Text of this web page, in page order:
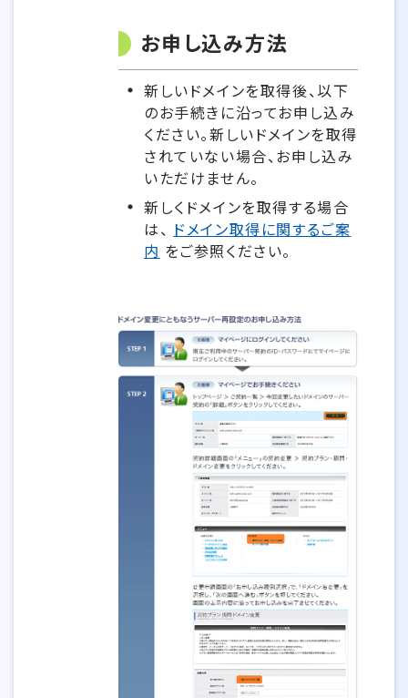
お申し込み方法
新しいドメインを取得後、以下
のお手続きに沿ってお申し込み
ください。新しいドメインを取得
されていない場合、お申し込み
いただけません。
新しくドメインを取得する場合
は、 ドメイン取得に関するご案
内 をご参照ください。